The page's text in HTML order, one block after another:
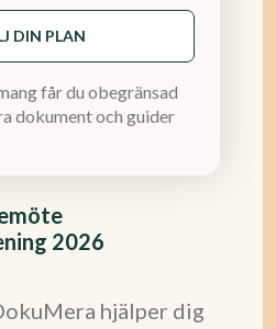
2026
hjälper dig
DIN PLAN
får du obegränsad
dokument och guider